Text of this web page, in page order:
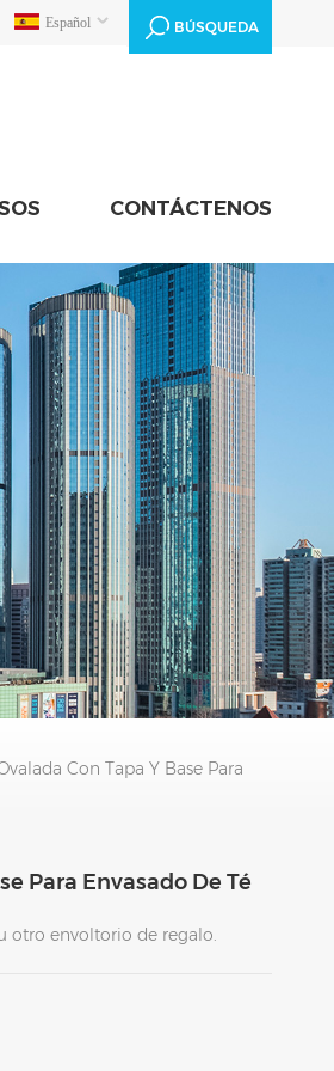
BÚSQUEDA
Español
CONTÁCTENOS
Con Tapa Y Base Para
Para Envasado De Té
otro envoltorio de regalo.